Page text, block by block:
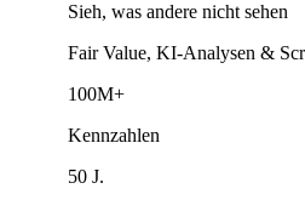
Sieh, was andere nicht sehen
Fair Value, KI-Analysen &
100M+
Kennzahlen
50 J.